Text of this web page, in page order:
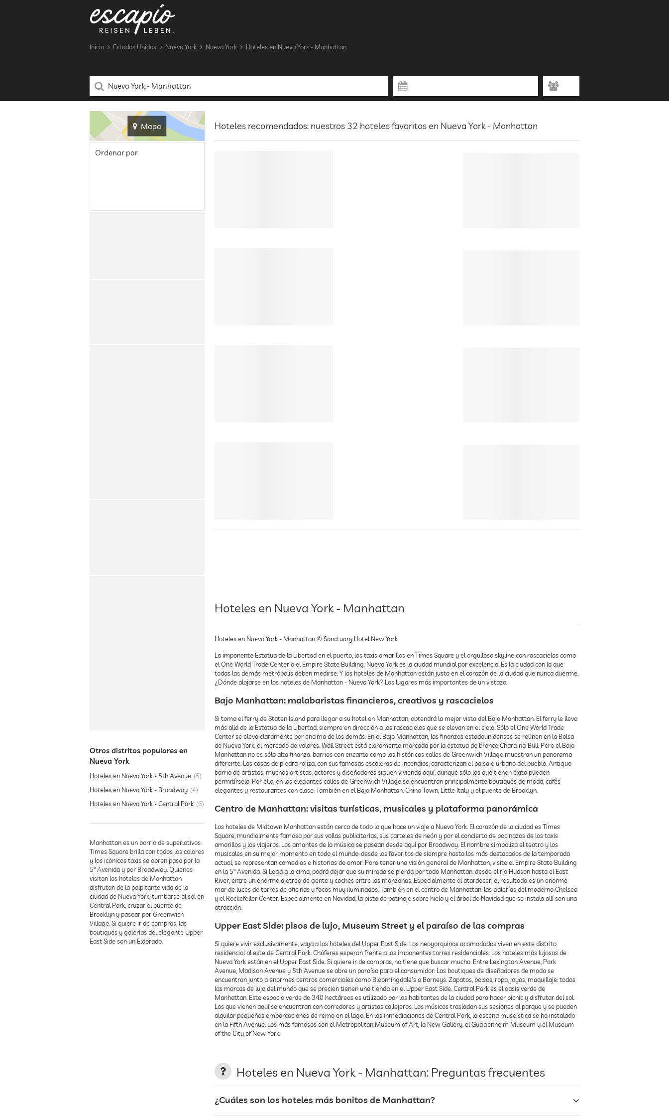
Inicio Estados Unidos Nueva York Nueva York Hoteles en Nueva York - Manhattan
Mapa Hoteles recomendados: nuestros 32 hoteles favoritos en Nueva York - Manhattan
Ordenar por
Otros distritos populares en
Nueva York
Hoteles en Nueva York - 5th Avenue
5
Hoteles en Nueva York - Broadway 4
Hoteles en Nueva York - Central Park
6
Manhattan es un barrio de superlativos.
Times Square brilla con todos los colores
y los icónicos taxis se abren paso por la
5ª Avenida y por Broadway. Quienes
visitan los hoteles de Manhattan
disfrutan de la palpitante vida de la
ciudad de Nueva York: tumbarse al sol en
Central Park, cruzar el puente de
Brooklyn y pasear por Greenwich
Village. Si quiere ir de compras, las
boutiques y galerías del elegante Upper
East Side son un Eldorado.
Hoteles en Nueva York - Manhattan
Hoteles en Nueva York - Manhattan © Sanctuary Hotel New York
La imponente Estatua de la Libertad en el puerto, los taxis amarillos en Times Square y el orgulloso skyline con rascacielos como
el One World Trade Center o el Empire State Building: Nueva York es la ciudad mundial por excelencia. Es la ciudad con la que
todas las demás metrópolis deben medirse. Y los hoteles de Manhattan están justo en el corazón de la ciudad que nunca duerme.
¿Dónde alojarse en los hoteles de Manhattan - Nueva York? Los lugares más importantes de un vistazo:
Bajo Manhattan: malabaristas financieros, creativos y rascacielos
Si toma el ferry de Staten Island para llegar a su hotel en Manhattan, obtendrá la mejor vista del Bajo Manhattan. El ferry le lleva
más allá de la Estatua de la Libertad, siempre en dirección a los rascacielos que se elevan en el cielo. Sólo el One World Trade
Center se eleva claramente por encima de los demás. En el Bajo Manhattan, las finanzas estadounidenses se reúnen en la Bolsa
de Nueva York, el mercado de valores. Wall Street está claramente marcada por la estatua de bronce Charging Bull. Pero el Bajo
Manhattan no es sólo alta finanza: barrios con encanto como las históricas calles de Greenwich Village muestran un panorama
diferente. Las casas de piedra rojiza, con sus famosas escaleras de incendios, caracterizan el paisaje urbano del pueblo. Antiguo
barrio de artistas, muchos artistas, actores y diseñadores siguen viviendo aquí, aunque sólo los que tienen éxito pueden
permitírselo. Por ello, en las elegantes calles de Greenwich Village se encuentran principalmente boutiques de moda, cafés
elegantes y restaurantes con clase. También en el Bajo Manhattan: China Town, Little Italy y el puente de Brooklyn.
Centro de Manhattan: visitas turísticas, musicales y plataforma panorámica
Los hoteles de Midtown Manhattan están cerca de todo lo que hace un viaje a Nueva York. El corazón de la ciudad es Times
Square, mundialmente famosa por sus vallas publicitarias, sus carteles de neón y por el concierto de bocinazos de los taxis
amarillos y los viajeros. Los amantes de la música se pasean desde aquí por Broadway. El nombre simboliza el teatro y los
musicales en su mejor momento en todo el mundo: desde los favoritos de siempre hasta los más destacados de la temporada
actual, se representan comedias e historias de amor. Para tener una visión general de Manhattan, visite el Empire State Building
en la 5ª Avenida. Si llega a la cima, podrá dejar que su mirada se pierda por todo Manhattan: desde el río Hudson hasta el East
River, entre un enorme ajetreo de gente y coches entre las manzanas. Especialmente al atardecer, el resultado es un enorme
mar de luces de torres de oficinas y focos muy iluminados. También en el centro de Manhattan: las galerías del moderno Chelsea
y el Rockefeller Center. Especialmente en Navidad, la pista de patinaje sobre hielo y el árbol de Navidad que se instala allí son una
atracción.
Upper East Side: pisos de lujo, Museum Street y el paraíso de las compras
Si quiere vivir exclusivamente, vaya a los hoteles del Upper East Side. Los neoyorquinos acomodados viven en este distrito
residencial al este de Central Park. Chóferes esperan frente a las imponentes torres residenciales. Los hoteles más lujosos de
Nueva York están en el Upper East Side. Si quiere ir de compras, no tiene que buscar mucho. Entre Lexington Avenue, Park
Avenue, Madison Avenue y 5th Avenue se abre un paraíso para el consumidor: Las boutiques de diseñadores de moda se
encuentran junto a enormes centros comerciales como Bloomingdale's o Barneys. Zapatos, bolsos, ropa, joyas, maquillaje: todas
las marcas de lujo del mundo que se precien tienen una tienda en el Upper East Side. Central Park es el oasis verde de
Manhattan. Este espacio verde de 340 hectáreas es utilizado por los habitantes de la ciudad para hacer picnic y disfrutar del sol.
Los que vienen aquí se encuentran con corredores y artistas callejeros. Los músicos trasladan sus sesiones al parque y se pueden
alquilar pequeñas embarcaciones de remo en el lago. En las inmediaciones de Central Park, la escena museística se ha instalado
en la Fifth Avenue: Los más famosos son el Metropolitan Museum of Art, la New Gallery, el Guggenheim Museum y el Museum
of the City of New York.
Hoteles en Nueva York - Manhattan: Preguntas frecuentes
¿Cuáles son los hoteles más bonitos de Manhattan?